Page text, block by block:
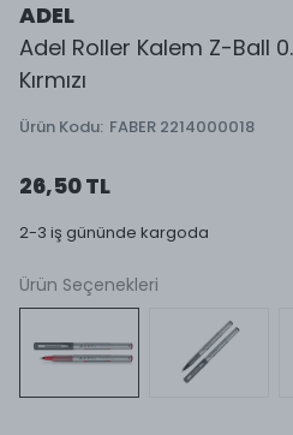
ADEL
Adel Roller Kalem Z-Ball
Kırmızı
Ürün Kodu: FABER 2214000018
26,50 TL
2-3 iş gününde kargoda
Ürün Seçenekleri